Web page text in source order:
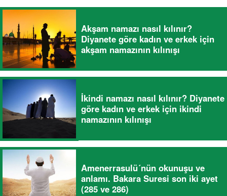
Akşam namazı nasıl kılınır?
Diyanete göre kadın ve erkek için
akşam namazının kılınışı
İkindi namazı nasıl kılınır? Diyanete
göre kadın ve erkek için ikindi
namazının kılınışı
Amenerrasulü´nün okunuşu ve
anlamı. Bakara Suresi son iki ayet
(285 ve 286)